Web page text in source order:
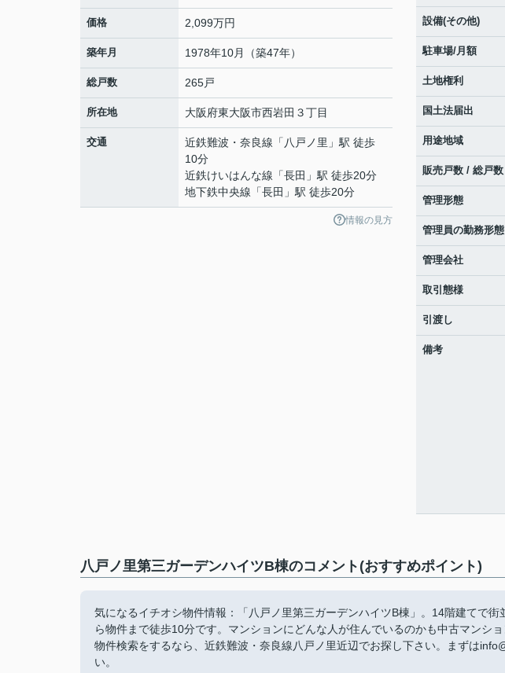
価格 2,099万円
築年月 1978年10月（築47年）
総戸数 265戸
所在地 大阪府東大阪市西岩田 ３丁目
交通 近鉄難波・奈良線 「 八戸ノ里 」駅 徒歩
10分
近鉄けいはんな線 「長田 」駅 徒歩20分
地下鉄中央線 「長田 」駅 徒歩20分
情報の見方
設備(その他)
駐車場/月額
土地権利
国土法届出
用途地域
販売戸数 / 総戸数
管理形態
管理員の勤務形態
管理会社
取引態様
引渡し
備考
八戸ノ里第三ガーデンハイツB棟のコメント(おすすめポイント)
気になるイチオシ物件情報：「八戸ノ里第三ガーデンハイツB棟」。14階建てで
ら物件まで徒歩10分です。マンションにどんな人が住んでいるのかも中古マンシ
物件検索をするなら、近鉄難波・奈良線八戸ノ里近辺でお探し下さい。まずは
い。